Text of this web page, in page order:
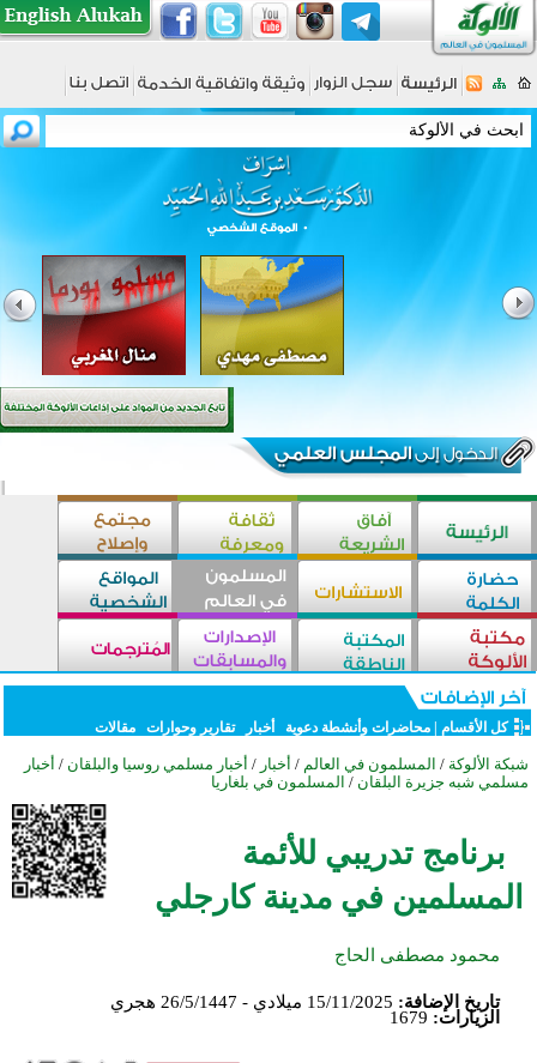
كل الأقسام |محاضرات وأنشطة دعوية أخبار تقارير وحوارات مقالات
شبكة الألوكة / المسلمون في العالم / أخبار / أخبار مسلمي روسيا والبلقان / أخبار
مسلمي شبه جزيرة البلقان / المسلمون في بلغاريا
برنامج تدريبي للأئمة
المسلمين في مدينة كارجلي
محمود مصطفى الحاج
تاريخ الإضافة: 15/11/2025 ميلادي - 26/5/1447 هجري
الزيارات: 1679